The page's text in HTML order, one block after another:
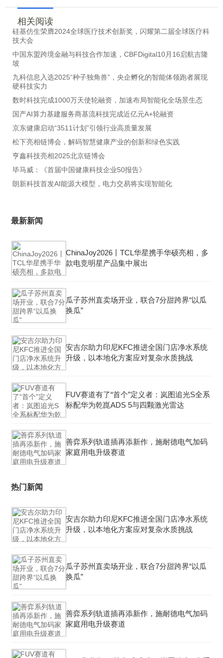
相关阅读
硅基仿生荣膺2024全球医疗技术创新奖，闪耀第二届全球医疗科
技大会
中国东盟跨境金融与科技合作加速，CBFDigital10月16启航吉隆
坡
九科信息入选2025“种子独角兽”，央企孵化的智能体领跑者展现
硬科技实力
数时科技完成1000万天使轮融资，加速布局智能化全场景生态
国产AI算力基建服务商基流科技完成近亿元A+轮融资
京东健康启动“3511计划”引领行业高质量发展
松下亮相链博会，解码智慧健康产业的创新和绿色实践
亨鑫科技亮相2025北京链博会
毕马威：《首届中国健康科技企业50报告》
朗新科技首发AI能源大模型，电力交易将实现智能化
最新新闻
ChinaJoy2026丨TCL华星携手华硕亮相，多
款电竞明星产品集中展出
瓜子苏州直卖场开业，联合7分甜跨界“以瓜
换瓜”
安吉尔助力印尼KFC推进全国门店净水系统
升级，以本地化方案应对复杂水质挑战
FUV赛道有了“首个”定义者：岚图追光S全系
标配华为乾崑ADS 5与四颗激光雷达
善弈系列轨道插再添新作，施耐德电气加码
家庭用电升级赛道
热门新闻
安吉尔助力印尼KFC推进全国门店净水系统
升级，以本地化方案应对复杂水质挑战
瓜子苏州直卖场开业，联合7分甜跨界“以瓜
换瓜”
善弈系列轨道插再添新作，施耐德电气加码
家庭用电升级赛道